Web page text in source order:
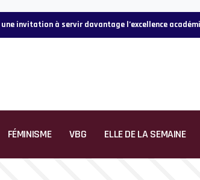
invitation à servir davantage l’excellence
FÉMINISME VBG ELLE DE LA SEMAINE